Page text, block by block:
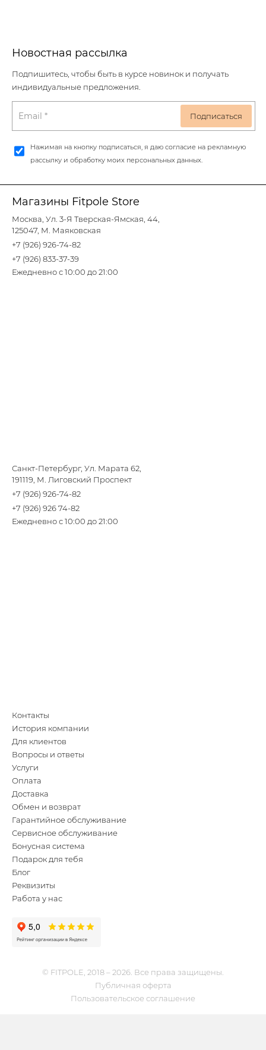
Магазины Fitpole Store
Москва, Ул. 3-Я Тверская-Ямская, 44,
125047, М. Маяковская
+7 (926) 926-74-82
+7 (926) 833-37-39
Ежедневно с 10:00 до 21:00
Санкт-Петербург, Ул. Марата 62,
191119, М. Лиговский Проспект
+7 (926) 926-74-82
+7 (926) 926 74-82
Ежедневно с 10:00 до 21:00
Новостная рассылка
Подпишитесь, чтобы быть в курсе новинок и получать
индивидуальные предложения.
Нажимая на кнопку подписаться, я даю согласие на рекламную
рассылку и обработку моих персональных данных.
Контакты
История компании
Для клиентов
Вопросы и ответы
Услуги
Оплата
Доставка
Обмен и возврат
Гарантийное обслуживание
Сервисное обслуживание
Бонусная система
Подарок для тебя
Блог
Реквизиты
Работа у нас
© FITPOLE, 2018 – 2026. Все права защищены.
Публичная оферта
Пользовательское соглашение